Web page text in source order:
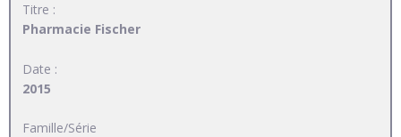
Titre :
Pharmacie Fischer
Date :
2015
Famille/Série